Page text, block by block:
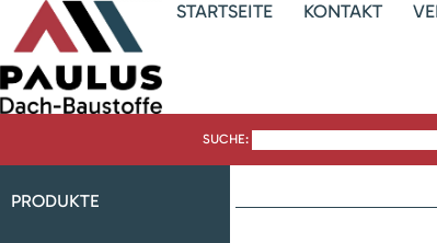
STARTSEITE KONTAKT
SUCHE:
PRODUKTE